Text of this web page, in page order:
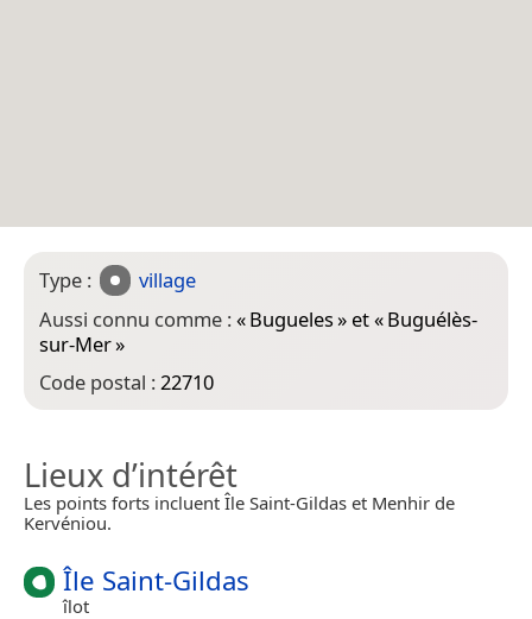
Type :
village
Aussi connu comme :«Bugueles» et «Buguélès-
sur-Mer»
Code postal :22710
Lieux d’intérêt
Les points forts incluent Île Saint-Gildas et Menhir de
Kervéniou.
Île Saint-Gildas
îlot